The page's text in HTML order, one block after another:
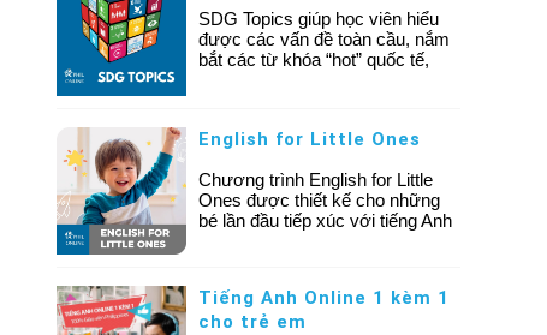
SDG Topics giúp học viên hiểu
được các vấn đề toàn cầu, nắm
bắt các từ khóa “hot” quốc tế,
duy logic và mở rộng góc nhìn
English for Little Ones
Chương trình English for Little
Ones được thiết kế cho những
bé lần đầu tiếp xúc với tiếng Anh
thú với tiếng Anh - một ngôn ngữ
hoàn toàn mới đối với trẻ. Khóa
Tiếng Anh Online 1 kèm 1
cho trẻ em